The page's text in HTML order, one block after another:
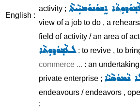
English :
activity ; ܐܸܩܘܿܢܘܿܡܝܼܵܝܬܵܐ
view of a job to do , a
field of activity / an area of
ܠܥܵܒ݂ܘܿܕܘܼܬܵܐ: to revive , to
commerce ... : an
private enterprise ; ܢܵܡܘܿܣܵܝܵܐ
endeavours / endeavors ,
;